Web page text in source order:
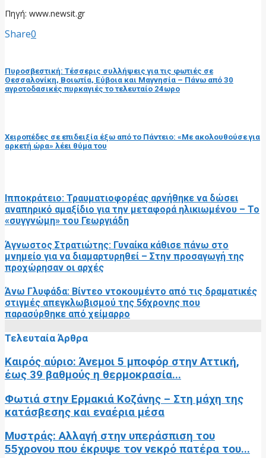
Πηγή: www.newsit.gr
Share0
Πυροσβεστική: Τέσσερις συλλήψεις για τις φωτιές σε
Θεσσαλονίκη, Βοιωτία, Εύβοια και Μαγνησία – Πάνω από 30
αγροτοδασικές πυρκαγιές το τελευταίο 24ωρο
Χειροπέδες σε επιδειξία έξω από το Πάντειο: «Με ακολουθούσε για
αρκετή ώρα» λέει θύμα του
Ιπποκράτειο: Τραυματιοφορέας αρνήθηκε να δώσει
αναπηρικό αμαξίδιο για την μεταφορά ηλικιωμένου – Το
«συγγνώμη» του Γεωργιάδη
Άγνωστος Στρατιώτης: Γυναίκα κάθισε πάνω στο
μνημείο για να διαμαρτυρηθεί – Στην προσαγωγή της
προχώρησαν οι αρχές
Άνω Γλυφάδα: Βίντεο ντοκουμέντο από τις δραματικές
στιγμές απεγκλωβισμού της 56χρονης που
παρασύρθηκε από χείμαρρο
Τελευταία Άρθρα
Καιρός αύριο: Άνεμοι 5 μποφόρ στην Αττική,
έως 39 βαθμούς η θερμοκρασία...
Φωτιά στην Ερμακιά Κοζάνης – Στη μάχη της
κατάσβεσης και εναέρια μέσα
Μυστράς: Αλλαγή στην υπεράσπιση του
55χρονου που έκρυψε τον νεκρό πατέρα του...